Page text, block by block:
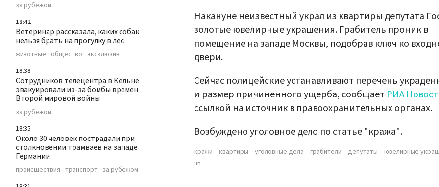
за рубежом
18:42
Ветеринар рассказала, каких собак
нельзя брать на прогулку в лес
животные общество эксклюзив
18:38
Сотрудников телецентра в Кельне
эвакуировали из-за бомбы времен
Второй мировой войны
за рубежом
18:35
Около 30 человек пострадали при
столкновении трамваев на западе
Германии
происшествия транспорт за рубежом
Накануне неизвестный украл из квартиры депутата
золотые ювелирные украшения. Грабитель проник в
помещение на западе Москвы, подобрав ключ ко
двери.
Сейчас полицейские устанавливают перечень
и размер причиненного ущерба, сообщает РИА
ссылкой на источник в правоохранительных органах.
Возбуждено уголовное дело по статье "кража".
кражи квартиры уголовные дела грабители депутаты
ювелирные
чп